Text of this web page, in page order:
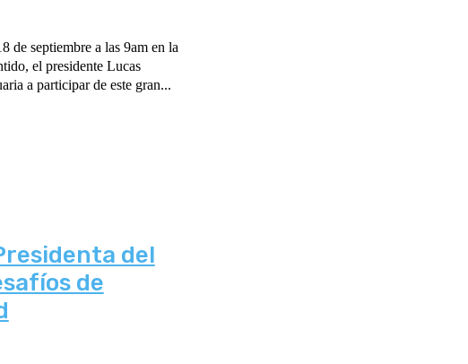
de septiembre a las 9am en la
el presidente Lucas
a participar de este gran...
del
de